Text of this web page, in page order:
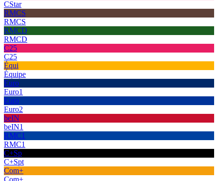
CStar
RMCS
RMCS
RMCD
RMCD
C25
C25
Équi
Équipe
Euro
Euro1
Euro
Euro2
beIN
beIN1
RMC1
RMC1
C+Sp
C+Spt
Com+